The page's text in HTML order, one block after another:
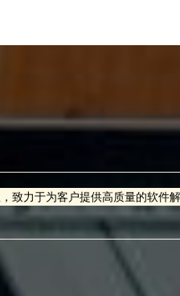
致力于为客户提供高质量的软件